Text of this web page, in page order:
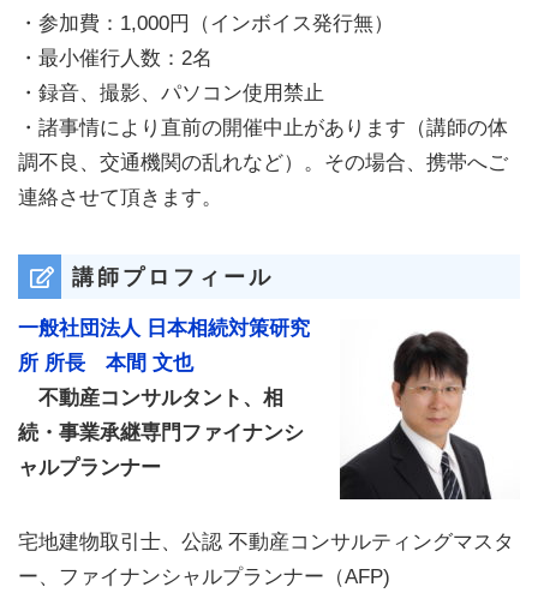
・参加費：1,000円（インボイス発行無）
・最小催行人数：2名
・録音、撮影、パソコン使用禁止
・諸事情により直前の開催中止があります（講師の体
調不良、交通機関の乱れなど）。その場合、携帯へご
連絡させて頂きます。
講師プロフィール
一般社団法人 日本相続対策研究
所 所長 本間 文也
不動産コンサルタント、相
続・事業承継専門ファイナンシ
ャルプランナー
宅地建物取引士、公認 不動産コンサルティングマスタ
ー、ファイナンシャルプランナー（AFP)